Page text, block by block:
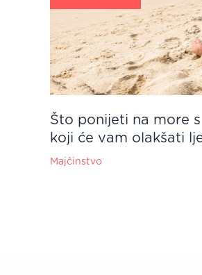
Što ponijeti na more
koji će vam olakšati
Majčinstvo